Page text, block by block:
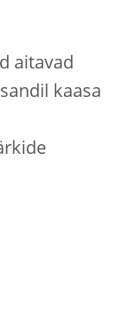
aitavad
kaasa